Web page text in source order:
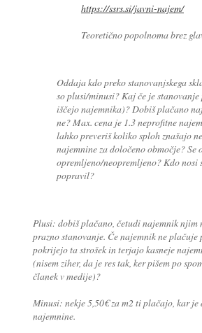
https://ssrs.si/javni-najem/
Teoretično popolnoma brez
Oddaja kdo preko stanovanjskega
so plusi/minusi? Kaj če je
iščejo najemnika)? Dobiš plačano
ne? Max. cena je 1.3 neprofitne
lahko preveriš koliko sploh znašajo
najemnine za določeno območje? Se
opremljeno/neopremljeno? Kdo nosi
popravil?
Plusi: dobiš plačano, četudi najemnik njim
prazno stanovanje. Če najemnik ne
pokrijejo ta strošek in terjajo kasneje
(nisem ziher, da je res tak, ker pišem po
članek v medije)?
Minusi: nekje 5,50€ za m2 ti plačajo, kar je
najemnine.